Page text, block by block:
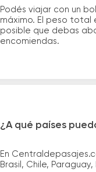
Podés viajar con un
máximo. El peso total
posible que debas
encomiendas.
¿A qué países
En
Brasil, Chile, Paraguay,